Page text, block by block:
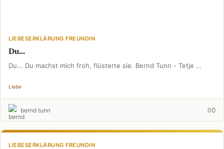
LIEBESERKLÄRUNG FREUNDIN
Du...
Du... Du machst mich froh, flüsterte sie. Bernd Tunn - Tetje …
Liebe
bernd tunn 00
LIEBESERKLÄRUNG FREUNDIN